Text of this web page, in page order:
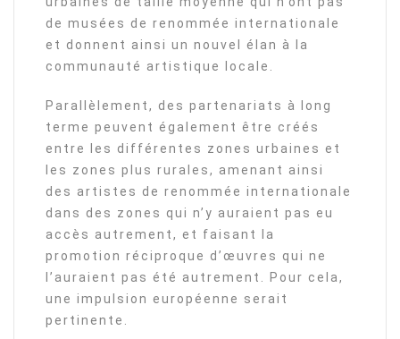
de musées de renommée internationale
et donnent ainsi un nouvel élan à la
communauté artistique locale.
Parallèlement, des partenariats à long
terme peuvent également être créés
entre les différentes zones urbaines et
les zones plus rurales, amenant ainsi
des artistes de renommée internationale
dans des zones qui n’y auraient pas eu
accès autrement, et faisant la
promotion réciproque d’œuvres qui ne
l’auraient pas été autrement. Pour cela,
une impulsion européenne serait
pertinente.